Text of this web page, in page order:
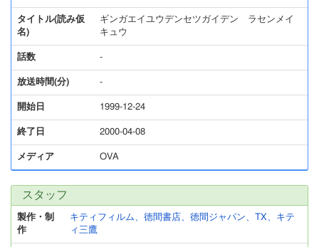
タイトル(読み仮
名)
ギンガエイユウデンセツガイデン ラセンメイ
キュウ
話数 -
放送時間(分) -
開始日 1999-12-24
終了日 2000-04-08
メディア OVA
スタッフ
製作・制
作
キティフィルム、徳間書店、徳間ジャパン、TX、キテ
ィ三鷹